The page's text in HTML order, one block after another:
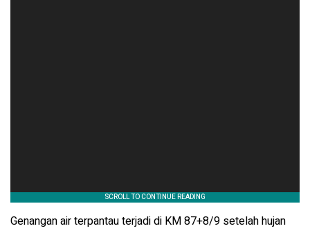
Genangan air terpantau terjadi di KM 87+8/9 setelah hujan